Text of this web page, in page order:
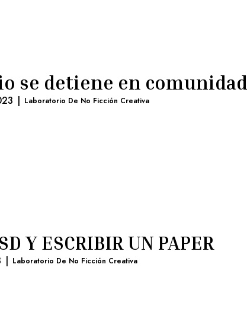
se detiene en comunidad
| Laboratorio De No Ficción Creativa
Y ESCRIBIR UN PAPER
| Laboratorio De No Ficción Creativa